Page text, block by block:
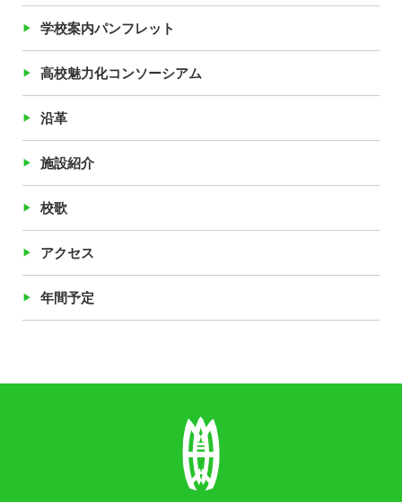
学校案内パンフレット
高校魅力化コンソーシアム
沿革
施設紹介
校歌
アクセス
年間予定